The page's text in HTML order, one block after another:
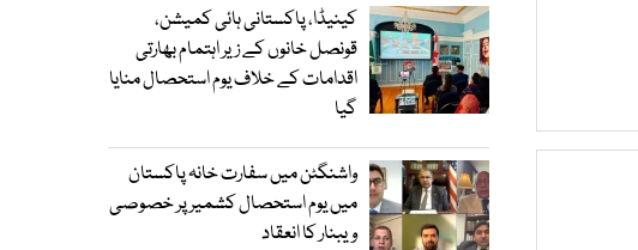
کینیڈا، پاکستانی ہائی کمیشن،
قونصل خانوں کے زیر اہتمام بھارتی
اقدامات کے خلاف یوم استحصال منایا
گیا
واشنگٹن میں سفارت خانہ پاکستان
میں یوم استحصال کشمیر پر خصوصی
ویبنار کا انعقاد